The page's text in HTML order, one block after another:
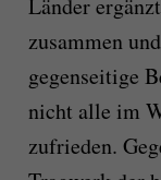
Länder
zusammen
gegenseitige
nicht alle im
zufrieden.